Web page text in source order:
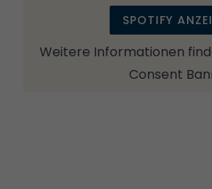
SPOTIFY
Weitere Informationen
Consent